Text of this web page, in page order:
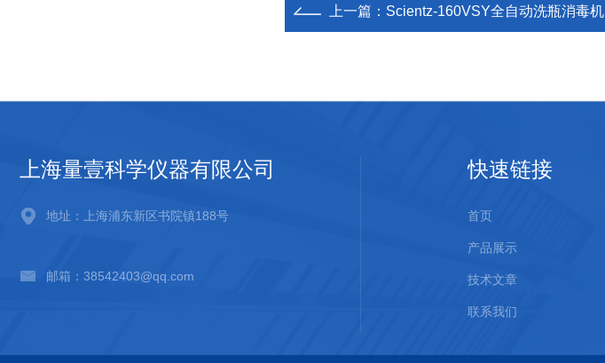
上一篇： Scientz-160VSY全自动洗瓶消毒机
上海量壹科学仪器有限公司
地址：上海浦东新区书院镇188号
邮箱：38542403@qq.com
快速链接
首页
产品展示
技术文章
联系我们